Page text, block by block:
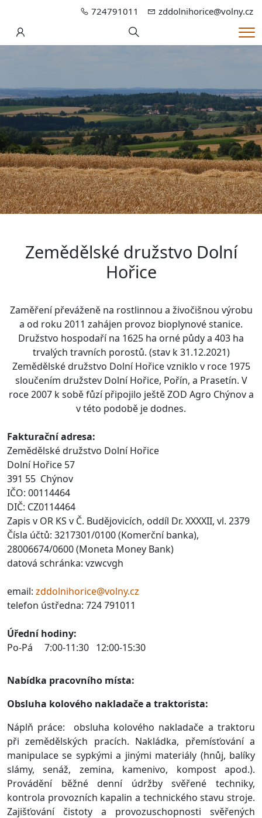
724791011 zddolnihorice@volny.cz
Hledání
Zemědělské družstvo Dolní
Hořice
Zaměření převáženě na rostlinnou a živočišnou výrobu
a od roku 2011 zahájen provoz bioplynové stanice.
Družstvo hospodaří na 1625 ha orné půdy a 403 ha
trvalých travních porostů. (stav k 31.12.2021)
Zemědělské družstvo Dolní Hořice vzniklo v roce 1975
sloučením družstev Dolní Hořice, Pořín, a Prasetín. V
roce 2007 k sobě fůzí připojilo ještě ZOD Agro Chýnov a
v této podobě je dodnes.
Fakturační adresa:
Zemědělské družstvo Dolní Hořice
Dolní Hořice 57
391 55 Chýnov
IČO: 00114464
DIČ: CZ0114464
Zapis v OR KS v Č. Budějovicích, oddíl Dr. XXXXII, vl. 2379
Čísla účtů: 3217301/0100 (Komerční banka),
28006674/0600 (Moneta Money Bank)
datová schránka: vzwcvgh
email: zddolnihorice@volny.cz
telefon ústředna: 724 791011
Úřední hodiny:
Po-Pá 7:00-11:30 12:00-15:30
Nabídka pracovního místa:
Obsluha kolového nakladače a traktorista:
Náplň práce: obsluha kolového nakladače a traktoru
při zemědělských pracích. Nakládka, přemísťování a
manipulace se sypkými a jinými materiály (hnůj, balíky
slámy, senáž, zemina, kamenivo, kompost apod.).
Provádění běžné denní údržby svěřené techniky,
kontrola provozních kapalin a technického stavu stroje.
Zajišťování čistoty a provozuschopnosti svěřených